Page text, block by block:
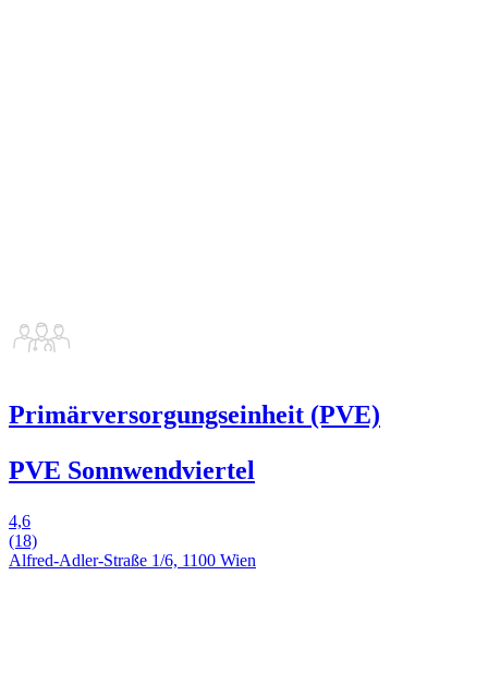
Primärversorgungseinheit (PVE)
PVE Sonnwendviertel
4,6
(18)
Alfred-Adler-Straße 1/6, 1100 Wien